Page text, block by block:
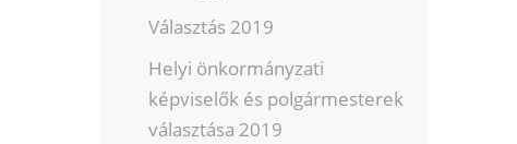
Választás 2019
Helyi önkormányzati
képviselők és polgármesterek
választása 2019